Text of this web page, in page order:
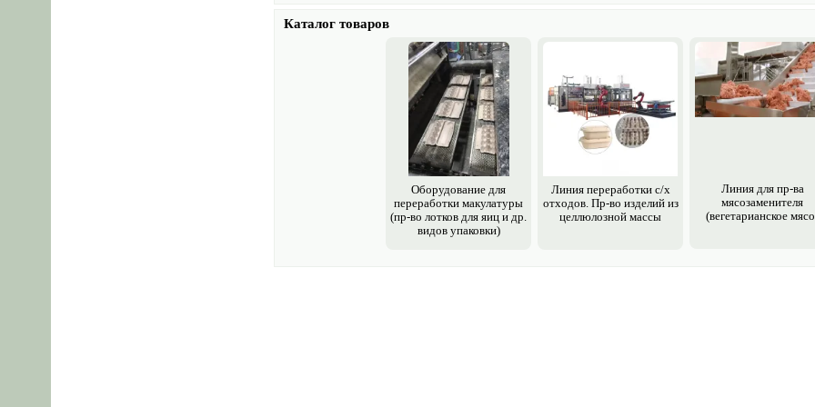
Каталог товаров
Обору­дование для
переработки макулатуры
(пр-во лотков для яиц и др.
видов упаковки)
Линия переработки с/х
отходов. Пр-во изделий из
целлюлозной массы
Линия для пр-ва
мясозаменителя
(вегетарианское